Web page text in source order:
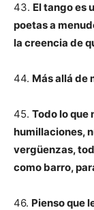
43. El tango es
poetas a
la creencia de
44. Más allá de
45. Todo lo que
humillaciones,
vergüenzas,
como barro,
46. Pienso que